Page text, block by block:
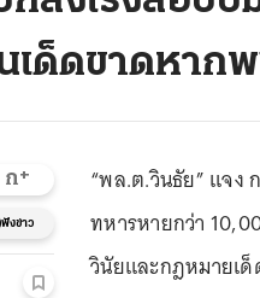
เด็ดขาดหาก
ก+
ฟังข่าว
“พล.ต.วินธัย” แจง
ทหารหายกว่า
วินัยและกฎหมายเ